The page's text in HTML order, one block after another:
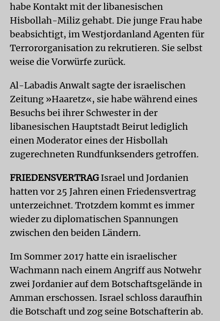
habe Kontakt mit der libanesischen
Hisbollah-Miliz gehabt. Die junge Frau habe
beabsichtigt, im Westjordanland Agenten für
Terrororganisation zu rekrutieren. Sie selbst
weise die Vorwürfe zurück.
Al-Labadis Anwalt sagte der israelischen
Zeitung »Haaretz«, sie habe während eines
Besuchs bei ihrer Schwester in der
libanesischen Hauptstadt Beirut lediglich
einen Moderator eines der Hisbollah
zugerechneten Rundfunksenders getroffen.
FRIEDENSVERTRAGIsrael und Jordanien
hatten vor 25 Jahren einen Friedensvertrag
unterzeichnet. Trotzdem kommt es immer
wieder zu diplomatischen Spannungen
zwischen den beiden Ländern.
Im Sommer 2017 hatte ein israelischer
Wachmann nach einem Angriff aus Notwehr
zwei Jordanier auf dem Botschaftsgelände in
Amman erschossen. Israel schloss daraufhin
die Botschaft und zog seine Botschafterin ab.